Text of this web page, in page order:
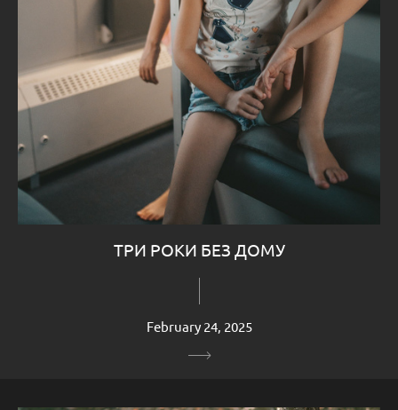
ТРИ РОКИ БЕЗ ДОМУ
February 24, 2025